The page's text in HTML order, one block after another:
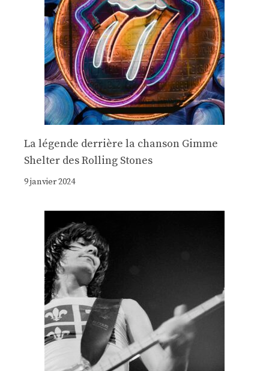
La légende derrière la chanson Gimme
Shelter des Rolling Stones
9 janvier 2024